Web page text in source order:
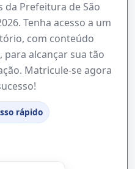
da Prefeitura de São
Tenha acesso a um
com conteúdo
para alcançar sua tão
Matricule-se agora
rápido